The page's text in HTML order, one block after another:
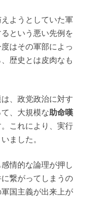
ようとしていた軍
という悪い先例を
はその軍部によっ
歴史とは皮肉なも
、政党政治に対す
、大規模な助命嘆
これにより、実行
ました。
情的な論理が押し
繋がってしまうの
国主義が出来上が